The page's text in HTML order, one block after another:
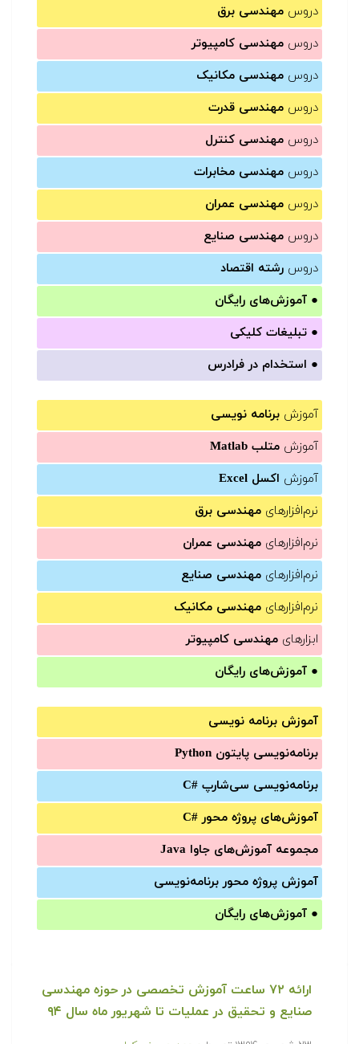
دروس مهندسی برق
دروس مهندسی کامپیوتر
دروس مهندسی مکانیک
دروس مهندسی قدرت
دروس مهندسی کنترل
دروس مهندسی مخابرات
دروس مهندسی عمران
دروس مهندسی صنایع
دروس رشته اقتصاد
● آموزش‌های رایگان
● تبلیغات کلیکی
● استخدام در فرادرس
آموزش برنامه نویسی
آموزش متلب Matlab
آموزش اکسل Excel
نرم‌افزارهای مهندسی برق
نرم‌افزارهای مهندسی عمران
نرم‌افزارهای مهندسی صنایع
نرم‌افزارهای مهندسی مکانیک
ابزارهای مهندسی کامپیوتر
● آموزش‌های رایگان
آموزش برنامه نویسی
برنامه‌نویسی پایتون Python
برنامه‌‌نویسی سی‌شارپ C#‎
آموزش‌های پروژه محور #C
مجموعه آموزش‌های جاوا Java
آموزش‌ پروژه محور برنامه‌نویسی
● آموزش‌های رایگان
ارائه ۷۲ ساعت آموزش تخصصی در حوزه مهندسی
صنایع و تحقیق در عملیات تا شهریور ماه سال ۹۴